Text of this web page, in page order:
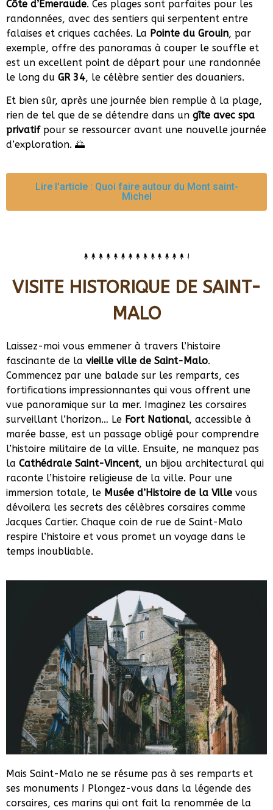
Côte d’Émeraude. Ces plages sont parfaites pour les
randonnées, avec des sentiers qui serpentent entre
falaises et criques cachées. La Pointe du Grouin, par
exemple, offre des panoramas à couper le souffle et
est un excellent point de départ pour une randonnée
le long du GR 34, le célèbre sentier des douaniers.
Et bien sûr, après une journée bien remplie à la plage,
rien de tel que de se détendre dans un gîte avec spa
privatifpour se ressourcer avant une nouvelle journée
d’exploration. 🌅
Lire l'article : Quoi faire autour du Mont saint-
Michel
VISITE HISTORIQUE DE SAINT-
MALO
Laissez-moi vous emmener à travers l’histoire
fascinante de la vieille ville de Saint-Malo.
Commencez par une balade sur les remparts, ces
fortifications impressionnantes qui vous offrent une
vue panoramique sur la mer. Imaginez les corsaires
surveillant l’horizon… Le Fort National, accessible à
marée basse, est un passage obligé pour comprendre
l’histoire militaire de la ville. Ensuite, ne manquez pas
la Cathédrale Saint-Vincent, un bijou architectural qui
raconte l’histoire religieuse de la ville. Pour une
immersion totale, le Musée d’Histoire de la Ville vous
dévoilera les secrets des célèbres corsaires comme
Jacques Cartier. Chaque coin de rue de Saint-Malo
respire l’histoire et vous promet un voyage dans le
temps inoubliable.
Mais Saint-Malo ne se résume pas à ses remparts et
ses monuments ! Plongez-vous dans la légende des
corsaires, ces marins qui ont fait la renommée de la